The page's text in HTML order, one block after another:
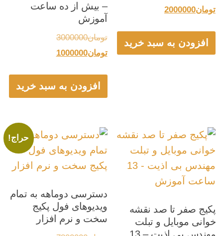
اصلی:
بود.
تومان2000000قیمت
تومان2000000.
افزودن به سبد خرید
– بیش از ده ساعت
آموزش
تومان3000000قیمت
بود.
تومان1000000
تومان1000000.
افزودن به سبد خرید
پکیج صفر تا صد نقشه
خوانی موبایل و تبلت
حراج!
دسترسی دوماهه به تمام
ویدیوهای فول پکیج
سخت و نرم افزار